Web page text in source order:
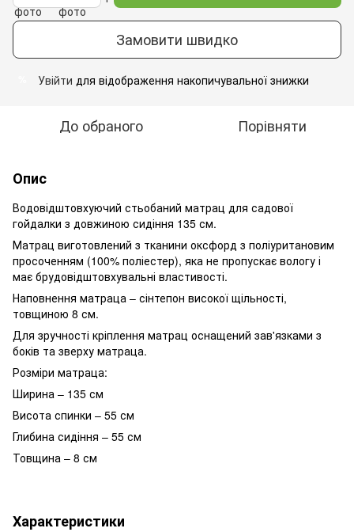
Замовити швидко
Увійти для відображення накопичувальної знижки
До обраного Порівняти
Опис
Водовідштовхуючий стьобаний матрац для садової
гойдалки з довжиною сидіння 135 см.
Матрац виготовлений з тканини оксфорд з поліуритановим
просоченням (100% поліестер), яка не пропускає вологу і
має брудовідштовхувальні властивості.
Наповнення матраца – сінтепон високої щільності,
товщиною 8 см.
Для зручності кріплення матрац оснащений зав'язками з
боків та зверху матраца.
Розміри матраца:
Ширина – 135 см
Висота спинки – 55 см
Глибина сидіння – 55 см
Товщина – 8 см
Характеристики